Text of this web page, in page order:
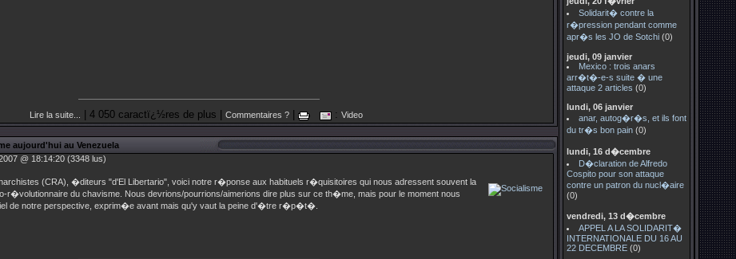
Lire la suite... | 4 050 caractï¿½res de plus | Commentaires ?| : Video
aujourd'hui au Venezuela
@ 18:14:20 (3348 lus)
(CRA), �diteurs "d'El Libertario", voici notre r�ponse aux habituels r�quisitoires qui nous adressent souvent la
r�volutionnaire du chavisme. Nous devrions/pourrions/aimerions dire plus sur ce th�me, mais pour le moment nous
de notre perspective, exprim�e avant mais qu'y vaut la peine d'�tre r�p�t�.
Solidarit� contre la
r�pression pendant comme
apr�s les JO de Sotchi(0)
jeudi, 09 janvier
Mexico : trois anars
arr�t�-e-s suite � une
attaque 2 articles (0)
lundi, 06 janvier
anar, autog�r�s, et ils font
du tr�s bon pain(0)
lundi, 16 d�cembre
D�claration de Alfredo
Cospito pour son attaque
contre un patron du nucl�aire
(0)
vendredi, 13 d�cembre
APPEL A LA SOLIDARIT�
INTERNATIONALE DU 16 AU
22 DECEMBRE(0)